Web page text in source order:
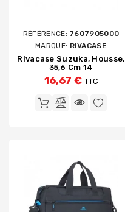
RÉFÉRENCE: 7607905000
MARQUE: RIVACASE
Rivacase Suzuka, Housse,
35,6 Cm 14
16,67 € TTC